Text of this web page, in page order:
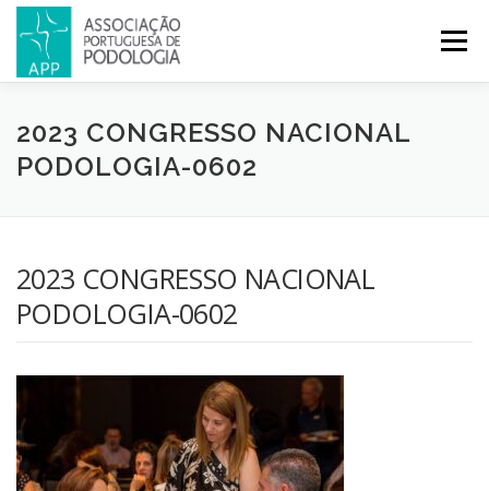
Menu
APP PODOLOGIA LICENCIATURA EM PODOLOGIA
CONGRESSOS REVISTA CONTACTOS
2023 CONGRESSO NACIONAL
PODOLOGIA-0602
2023 CONGRESSO NACIONAL
PODOLOGIA-0602